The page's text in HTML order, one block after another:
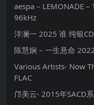
aespa – LEMONADE
96kHz
洋澜一 2025 谁 纯银
陈慧娴 – 一生悬命
Various Artists- Now
FLAC
邝美云- 2015年SACD